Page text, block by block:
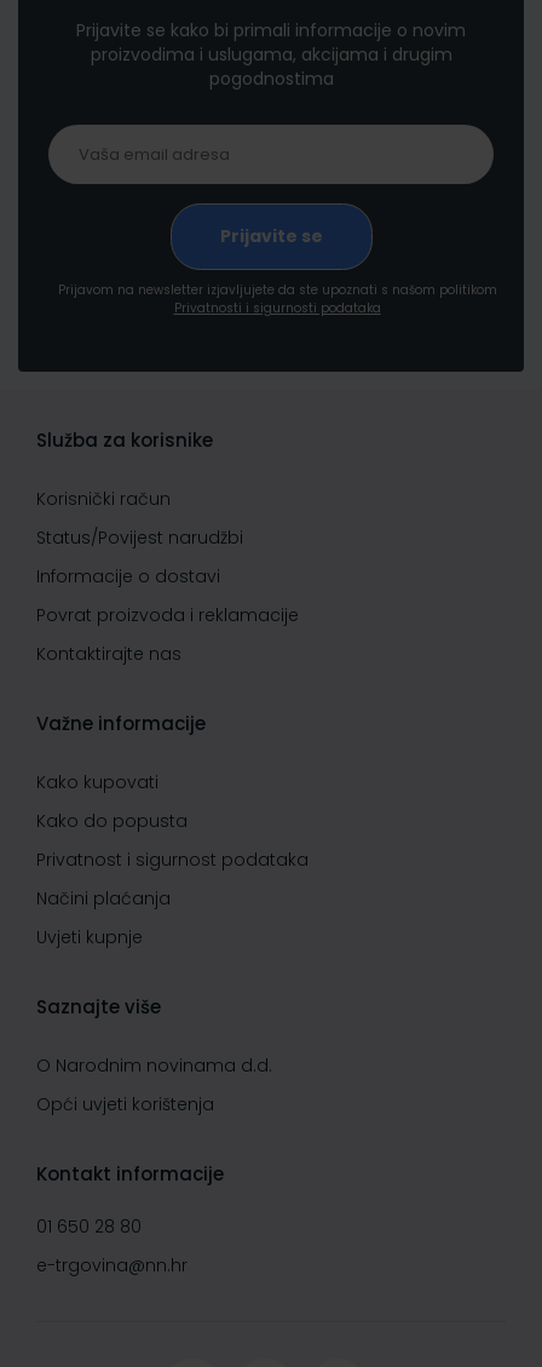
Prijavite se kako bi primali informacije o novim
proizvodima i uslugama, akcijama i drugim
pogodnostima
Prijavom na newsletter izjavljujete da ste upoznati s našom politikom
Privatnosti i sigurnosti podataka
Služba za korisnike
Korisnički račun
Status/Povijest narudžbi
Informacije o dostavi
Povrat proizvoda i reklamacije
Kontaktirajte nas
Važne informacije
Kako kupovati
Kako do popusta
Privatnost i sigurnost podataka
Načini plaćanja
Uvjeti kupnje
Saznajte više
O Narodnim novinama d.d.
Opći uvjeti korištenja
Kontakt informacije
01 650 28 80
e-trgovina@nn.hr